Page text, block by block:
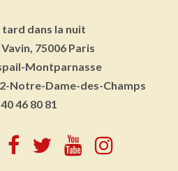
tard dans la nuit
75006 Paris
Montparnasse
Notre-Dame-des-Champs
46 80 81